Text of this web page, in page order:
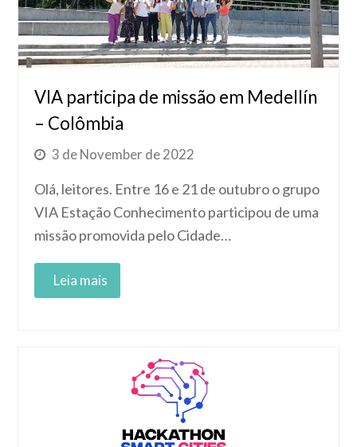
VIA participa de missão em Medellín
– Colômbia
3 de November de 2022
Olá, leitores. Entre 16 e 21 de outubro o grupo
VIA Estação Conhecimento participou de uma
missão promovida pelo Cidade…